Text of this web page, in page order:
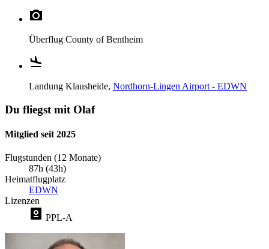
Überflug County of Bentheim
Landung Klausheide, Nordhorn-Lingen Airport - EDWN
Du fliegst mit Olaf
Mitglied seit 2025
Flugstunden (12 Monate)
87h (43h)
Heimatflugplatz
EDWN
Lizenzen
PPL-A